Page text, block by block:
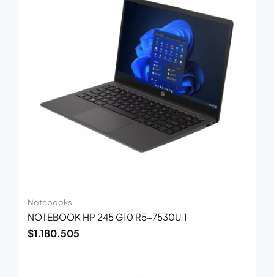
Notebooks
NOTEBOOK HP 245 G10 R5-7530U 1
$1.180.505